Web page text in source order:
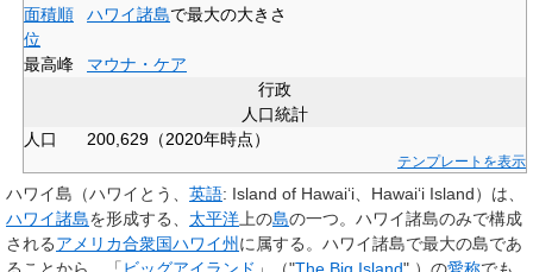
面積順
位
ハワイ諸島で最大の大きさ
最高峰
マウナ・ケア
行政
人口統計
人口
200,629 （2020年時点）
テンプレートを表示
ハワイ島 （ハワイとう、 英語: Island of Hawai‘i Hawaiʻi Island）は、
ハワイ諸島を形成する、 太平洋 上の島の一つ。ハワイ諸島のみで構成
されるアメリカ合衆国ハワイ州に属する。ハワイ諸島で最大の島であ
ることから、「ビッグアイランド 」（"The Big Island" ）の愛称でも